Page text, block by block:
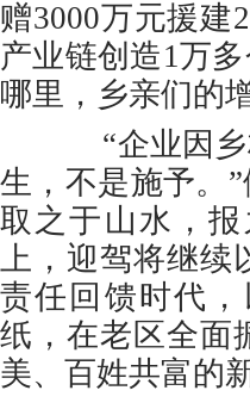
赠3000万元援建
产业链创造1万
哪里，乡亲们的
“企业因乡
生，不是施予。
取之于山水，
上，迎驾将继续
责任回馈时代
纸，在老区全面
美、百姓共富的